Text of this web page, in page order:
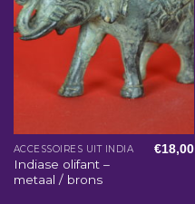
ACCESSOIRES UIT INDIA
Indiase olifant –
metaal / brons
€18,00